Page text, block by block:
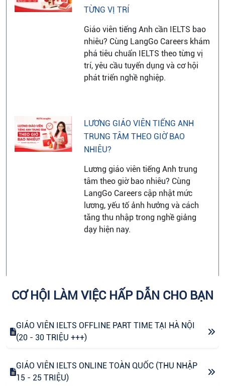
TỪNG VỊ TRÍ
Giáo viên tiếng Anh cần IELTS bao
nhiêu? Cùng LangGo Careers khám
phá tiêu chuẩn IELTS theo từng vị
trí, yêu cầu tuyển dụng và cơ hội
phát triển nghề nghiệp.
LƯƠNG GIÁO VIÊN TIẾNG ANH
TRUNG TÂM THEO GIỜ BAO
NHIÊU?
Lương giáo viên tiếng Anh trung
tâm theo giờ bao nhiêu? Cùng
LangGo Careers cập nhật mức
lương, yếu tố ảnh hưởng và cách
tăng thu nhập trong nghề giảng
dạy hiện nay.
CƠ HỘI LÀM VIỆC HẤP DẪN CHO BẠN
GIÁO VIÊN IELTS OFFLINE PART TIME TẠI HÀ NỘI
(20 - 30 TRIỆU +++)
GIÁO VIÊN IELTS ONLINE TOÀN QUỐC (THU NHẬP
15 - 25 TRIỆU)